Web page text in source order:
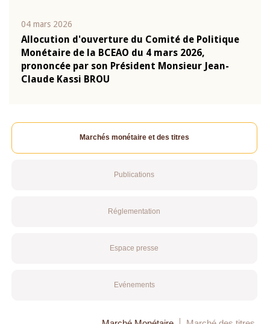
04 mars 2026
Allocution d'ouverture du Comité de Politique
Monétaire de la BCEAO du 4 mars 2026,
prononcée par son Président Monsieur Jean-
Claude Kassi BROU
Marchés monétaire et des titres
Publications
Réglementation
Espace presse
Evénements